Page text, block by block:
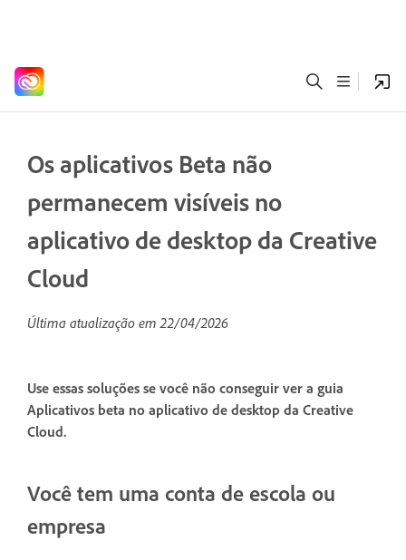
Os aplicativos Beta não
permanecem visíveis no
aplicativo de desktop da Creative
Cloud
Última atualização em22/04/2026
Use essas soluções se você não conseguir ver a guia
Aplicativos beta no aplicativo de desktop da Creative
Cloud.
Você tem uma conta de escola ou
empresa